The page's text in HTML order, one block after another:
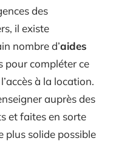
des
il existe
nombre d’aides
pour compléter ce
à la location.
auprès des
et faites en sorte
plus solide possible